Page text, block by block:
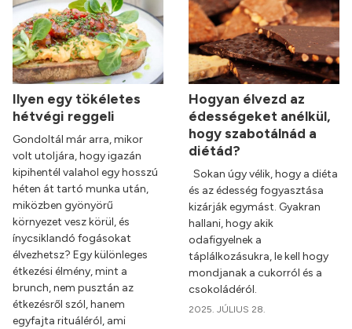
Ilyen egy tökéletes
hétvégi reggeli
Gondoltál már arra, mikor
volt utoljára, hogy igazán
kipihentél valahol egy hosszú
héten át tartó munka után,
miközben gyönyörű
környezet vesz körül, és
ínycsiklandó fogásokat
élvezhetsz? Egy különleges
étkezési élmény, mint a
brunch, nem pusztán az
étkezésről szól, hanem
egyfajta rituáléról, ami
Hogyan élvezd az
édességeket anélkül,
hogy szabotálnád a
diétád?
Sokan úgy vélik, hogy a diéta
és az édesség fogyasztása
kizárják egymást. Gyakran
hallani, hogy akik
odafigyelnek a
táplálkozásukra, le kell hogy
mondjanak a cukorról és a
csokoládéról.
2025. JÚLIUS 28.